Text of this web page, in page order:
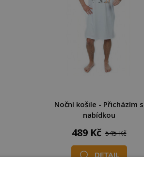
Noční košile - Přicházím s
nabídkou
489 Kč 545 Kč
DETAIL